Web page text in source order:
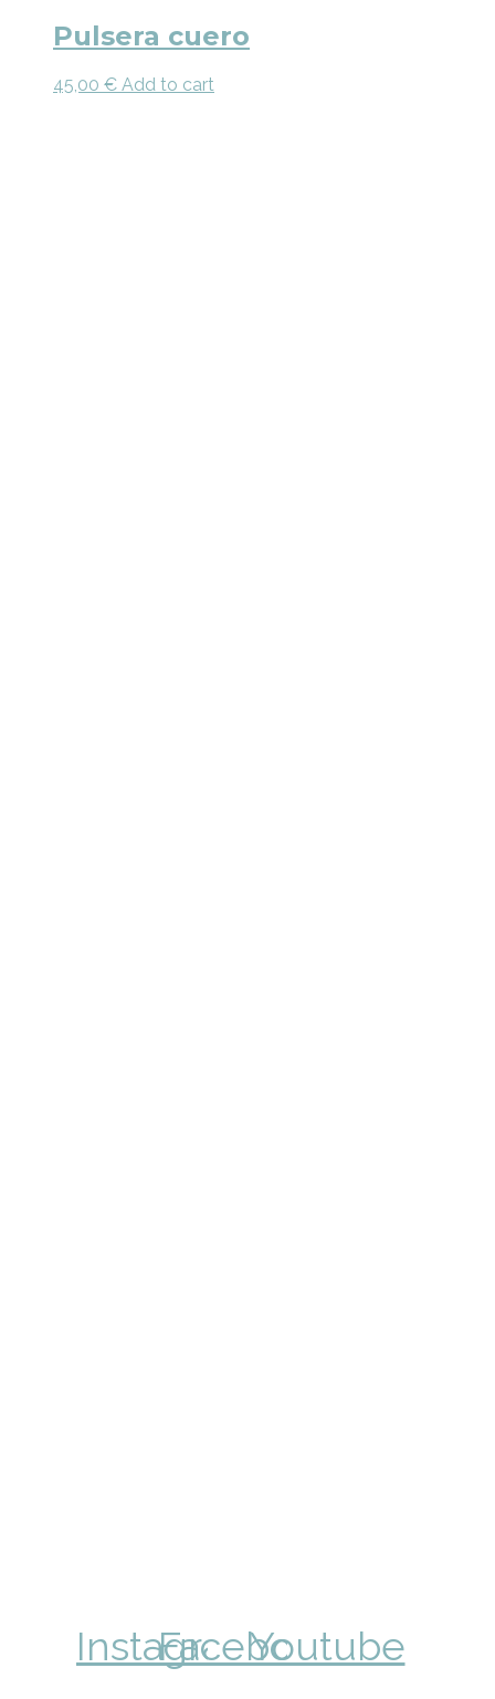
Pulsera cuero
45,00 € Add to cart
Instagram
Facebook
Youtube